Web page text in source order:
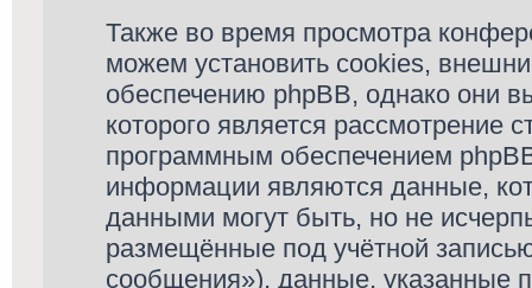
Также во время просмотра
можем установить cookies,
обеспечению phpBB, однако они
которого является рассмотрение
программным обеспечением
информации являются данные,
данными могут быть, но не
размещённые под учётной
сообщения»), данные, указанные